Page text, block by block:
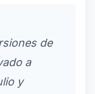
de
a
y